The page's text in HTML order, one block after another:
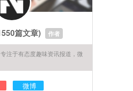
篇文章) 作者
注于有态度趣味资讯报道，微
微博